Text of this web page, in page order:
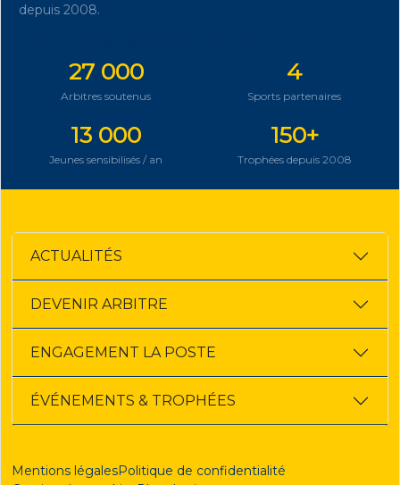
depuis 2008.
27 000
Arbitres soutenus
4
Sports partenaires
13 000
Jeunes sensibilisés / an
150+
Trophées depuis 2008
ACTUALITÉS
DEVENIR ARBITRE
ENGAGEMENT LA POSTE
ÉVÉNEMENTS & TROPHÉES
Mentions légalesPolitique de confidentialité